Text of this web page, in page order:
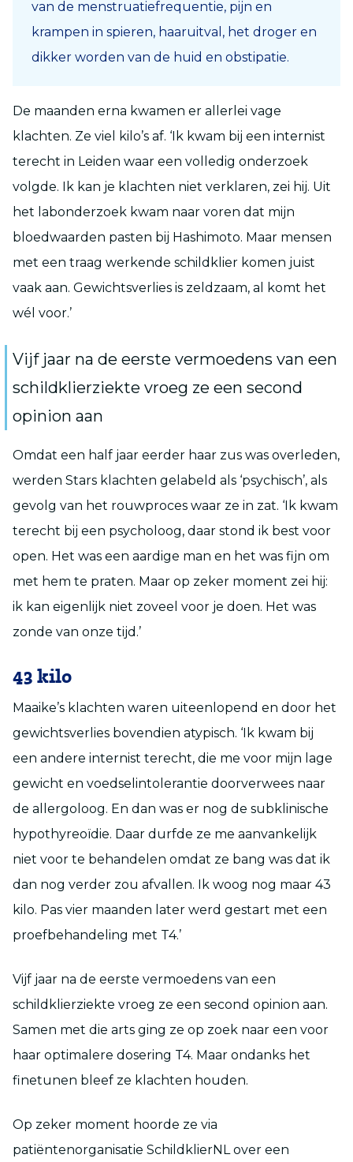
van de menstruatiefrequentie, pijn en
krampen in spieren, haaruitval, het droger en
dikker worden van de huid en obstipatie.
De maanden erna kwamen er allerlei vage
klachten. Ze viel kilo’s af. ‘Ik kwam bij een internist
terecht in Leiden waar een volledig onderzoek
volgde. Ik kan je klachten niet verklaren, zei hij. Uit
het labonderzoek kwam naar voren dat mijn
bloedwaarden pasten bij Hashimoto. Maar mensen
met een traag werkende schildklier komen juist
vaak aan. Gewichtsverlies is zeldzaam, al komt het
wél voor.’
Vijf jaar na de eerste vermoedens van een
schildklierziekte vroeg ze een second
opinion aan
Omdat een half jaar eerder haar zus was overleden,
werden Stars klachten gelabeld als ‘psychisch’, als
gevolg van het rouwproces waar ze in zat. ‘Ik kwam
terecht bij een psycholoog, daar stond ik best voor
open. Het was een aardige man en het was fijn om
met hem te praten. Maar op zeker moment zei hij:
ik kan eigenlijk niet zoveel voor je doen. Het was
zonde van onze tijd.’
43 kilo
Maaike’s klachten waren uiteenlopend en door het
gewichtsverlies bovendien atypisch. ‘Ik kwam bij
een andere internist terecht, die me voor mijn lage
gewicht en voedselintolerantie doorverwees naar
de allergoloog. En dan was er nog de subklinische
hypothyreoïdie. Daar durfde ze me aanvankelijk
niet voor te behandelen omdat ze bang was dat ik
dan nog verder zou afvallen. Ik woog nog maar 43
kilo. Pas vier maanden later werd gestart met een
proefbehandeling met T4.’
Vijf jaar na de eerste vermoedens van een
schildklierziekte vroeg ze een second opinion aan.
Samen met die arts ging ze op zoek naar een voor
haar optimalere dosering T4. Maar ondanks het
finetunen bleef ze klachten houden.
Op zeker moment hoorde ze via
patiëntenorganisatie SchildklierNL over een